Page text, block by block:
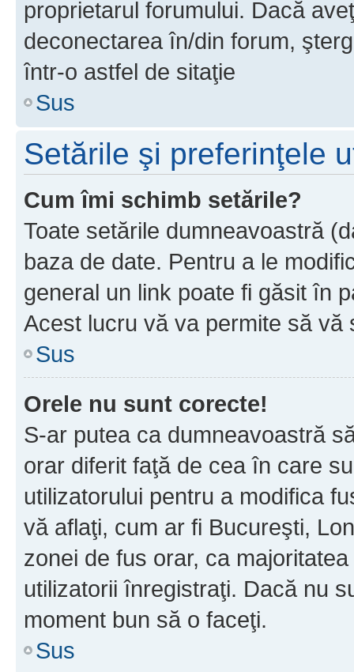
proprietarul forumului. Dacă
deconectarea în/din forum,
într-o astfel de sitaţie
Sus
Setările şi preferinţele
Cum îmi schimb setările?
Toate setările dumneavoastră
baza de date. Pentru a le
general un link poate fi găsit în
Acest lucru vă va permite să vă
Sus
Orele nu sunt corecte!
S-ar putea ca dumneavoastră
orar diferit faţă de cea în care
utilizatorului pentru a modifica
vă aflaţi, cum ar fi Bucureşti,
zonei de fus orar, ca
utilizatorii înregistraţi. Dacă nu
moment bun să o faceţi.
Sus